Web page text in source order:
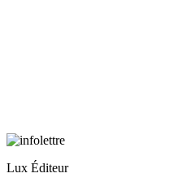
Lux Éditeur